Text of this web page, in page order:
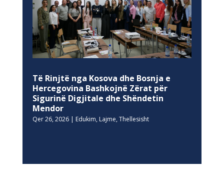
Të Rinjtë nga Kosova dhe Bosnja e
Hercegovina Bashkojnë Zërat për
Sigurinë Digjitale dhe Shëndetin
Mendor
Qer 26, 2026| Edukim, Lajme, Thellesisht